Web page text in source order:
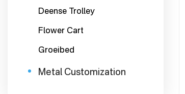
Deense Trolley
Flower Cart
Groeibed
Metal Customization